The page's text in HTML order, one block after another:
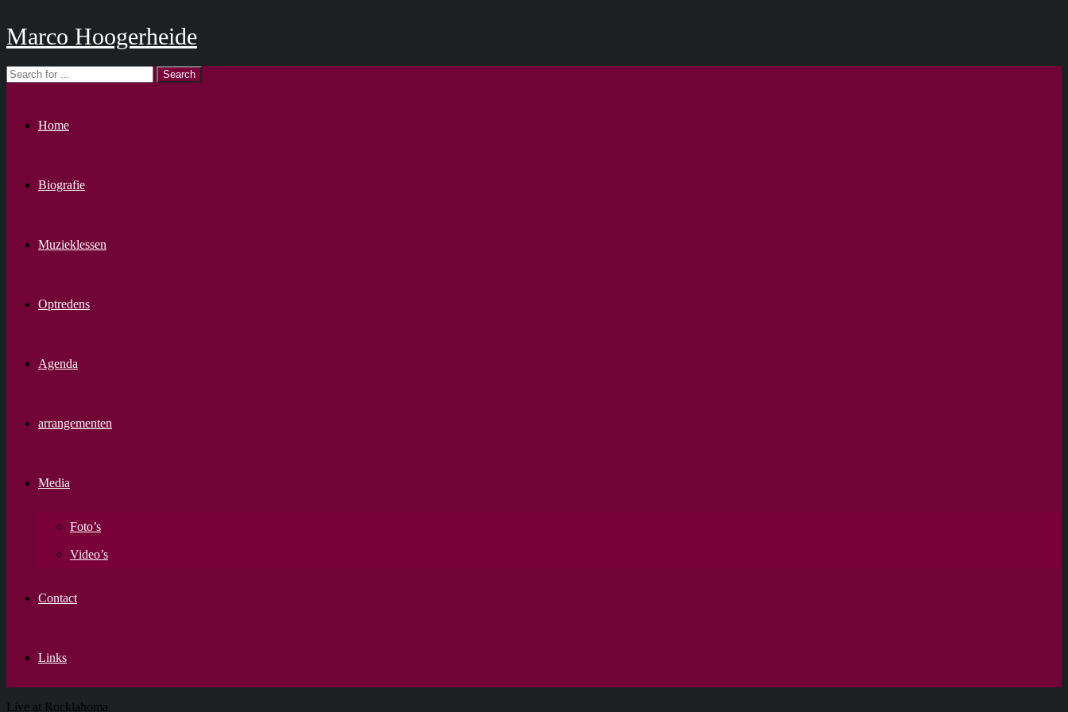
Marco Hoogerheide
Home
Biografie
Muzieklessen
Optredens
Agenda
arrangementen
Media
Foto’s
Video’s
Contact
Links
Live at Rocklahoma